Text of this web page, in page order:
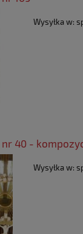
Wysyłka w:
40 -
Wysyłka w: